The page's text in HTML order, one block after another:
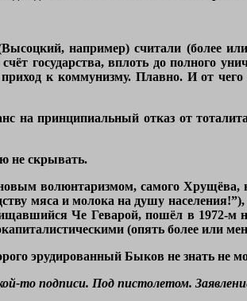
например) считали (более
государства, вплоть до полного
к коммунизму. Плавно. И от
на принципиальный отказ от
не скрывать.
волюнтаризмом, самого Хрущёва,
мяса и молока на душу
Че Геварой, пошёл в 1972-м
(опять более или
эрудированный Быков не знать не
то подписи. Под пистолетом.